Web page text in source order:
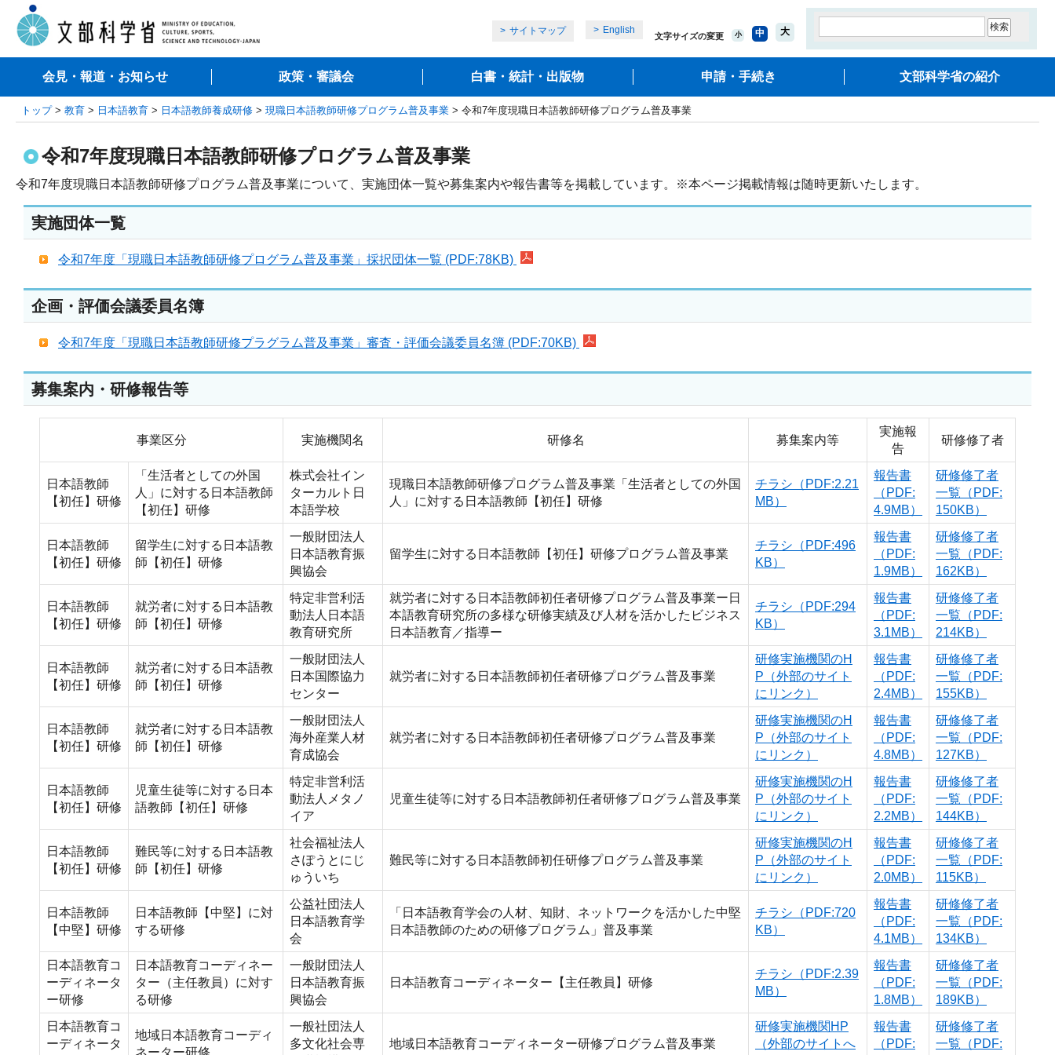
サイトマップ English
文字サイズの変更 小 中 大
会見・報道・お知らせ 政策・審議会 白書・統計・出版物 申請・手続き 文部科学省の紹介
トップ> 教育 > 日本語教育 > 日本語教師養成研修 > 現職日本語教師研修プログラム普及事業 > 令和7年度現職日本語教師研修プログラム普及事業
令和7年度現職日本語教師研修プログラム普及事業
令和7年度現職日本語教師研修プログラム普及事業について、実施団体一覧や募集案内や報告書等を掲載しています。※本ページ掲載情報は随時更新いたします。
実施団体一覧
令和7年度「現職日本語教師研修プログラム普及事業」採択団体一覧 (PDF:78KB)
企画・評価会議委員名簿
令和7年度「現職日本語教師研修プラグラム普及事業」審査・評価会議委員名簿 (PDF:70KB)
募集案内・研修報告等
事業区分 実施機関名 研修名 募集案内等
実施報
告
研修修了者
日本語教師
【初任】研修
「生活者としての外国
人」に対する日本語教師
【初任】研修
株式会社イン
ターカルト日
本語学校
現職日本語教師研修プログラム普及事業「生活者としての外国
人」に対する日本語教師【初任】研修
チラシ（PDF:2.21
MB）
報告書
（PDF:
4.9MB）
研修修了者
一覧（PDF:
150KB）
日本語教師
【初任】研修
留学生に対する日本語教
師【初任】研修
一般財団法人
日本語教育振
興協会
留学生に対する日本語教師【初任】研修プログラム普及事業
チラシ（PDF:496
KB）
報告書
（PDF:
1.9MB）
研修修了者
一覧（PDF:
162KB）
日本語教師
【初任】研修
就労者に対する日本語教
師【初任】研修
特定非営利活
動法人日本語
教育研究所
就労者に対する日本語教師初任者研修プログラム普及事業ー日
本語教育研究所の多様な研修実績及び人材を活かしたビジネス
日本語教育／指導ー
チラシ（PDF:294
KB）
報告書
（PDF:
3.1MB）
研修修了者
一覧（PDF:
214KB）
日本語教師
【初任】研修
就労者に対する日本語教
師【初任】研修
一般財団法人
日本国際協力
センター
就労者に対する日本語教師初任者研修プログラム普及事業
研修実施機関のH
P（外部のサイト
にリンク）
報告書
（PDF:
2.4MB）
研修修了者
一覧（PDF:
155KB）
日本語教師
【初任】研修
就労者に対する日本語教
師【初任】研修
一般財団法人
海外産業人材
育成協会
就労者に対する日本語教師初任者研修プログラム普及事業
研修実施機関のH
P（外部のサイト
にリンク）
報告書
（PDF:
4.8MB）
研修修了者
一覧（PDF:
127KB）
日本語教師
【初任】研修
児童生徒等に対する日本
語教師【初任】研修
特定非営利活
動法人メタノ
イア
児童生徒等に対する日本語教師初任者研修プログラム普及事業
研修実施機関のH
P（外部のサイト
にリンク）
報告書
（PDF:
2.2MB）
研修修了者
一覧（PDF:
144KB）
日本語教師
【初任】研修
難民等に対する日本語教
師【初任】研修
社会福祉法人
さぽうとにじ
ゅういち
難民等に対する日本語教師初任研修プログラム普及事業
研修実施機関のH
P（外部のサイト
にリンク）
報告書
（PDF:
2.0MB）
研修修了者
一覧（PDF:
115KB）
日本語教師
【中堅】研修
日本語教師【中堅】に対
する研修
公益社団法人
日本語教育学
会
「日本語教育学会の人材、知財、ネットワークを活かした中堅
日本語教師のための研修プログラム」普及事業
チラシ（PDF:720
KB）
報告書
（PDF:
4.1MB）
研修修了者
一覧（PDF:
134KB）
日本語教育コ
ーディネータ
ー研修
日本語教育コーディネー
ター（主任教員）に対す
る研修
一般財団法人
日本語教育振
興協会
日本語教育コーディネーター【主任教員】研修
チラシ（PDF:2.39
MB）
報告書
（PDF:
1.8MB）
研修修了者
一覧（PDF:
189KB）
日本語教育コ
ーディネータ
地域日本語教育コーディ
ネーター研修
一般社団法人
多文化社会専
地域日本語教育コーディネーター研修プログラム普及事業
研修実施機関HP
（外部のサイトへ
報告書
（PDF:
研修修了者
一覧（PDF: